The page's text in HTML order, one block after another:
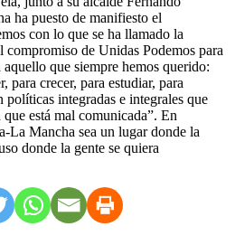
ha puesto de manifiesto el
con lo que se ha llamado la
compromiso de Unidas Podemos para
que siempre hemos querido:
para crecer, para estudiar, para
políticas integradas e integrales que
está mal comunicada”. En
La Mancha sea un lugar donde la
donde la gente se quiera